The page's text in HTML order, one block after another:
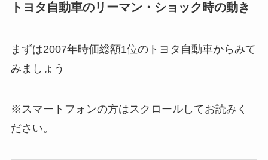
トヨタ自動車のリーマン・ショック時の動き
まずは2007年時価総額1位のトヨタ自動車からみて
みましょう
※スマートフォンの方はスクロールしてお読みく
ださい。